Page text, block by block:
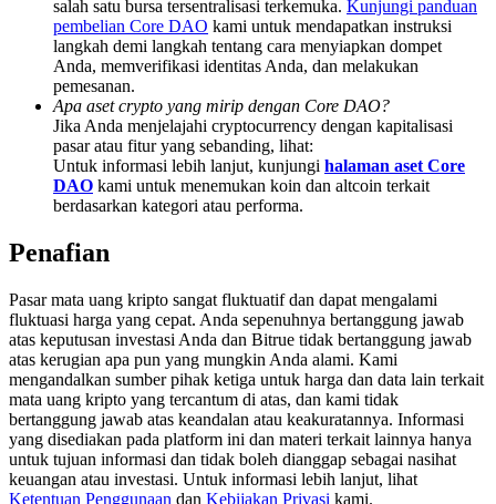
Deposit & Trade BTC to Share 25000 USDT prize pool!
Deposit CASHCAT & Win
Share 500000 CASHCAT prize pool
Exclusive for BitMart Users
Precious Metals Trading Carnival
Trade Gold & Silver · 33,333 USDT Bonus
salah satu bursa tersentralisasi terkemuka. Kunjungi panduan
pembelian Core DAO kami untuk mendapatkan instruksi
langkah demi langkah tentang cara menyiapkan dompet
Anda, memverifikasi identitas Anda, dan melakukan
pemesanan.
Apa aset crypto yang mirip dengan Core DAO?
Jika Anda menjelajahi cryptocurrency dengan kapitalisasi
pasar atau fitur yang sebanding, lihat:
Untuk informasi lebih lanjut, kunjungi halaman aset Core
DAO kami untuk menemukan koin dan altcoin terkait
berdasarkan kategori atau performa.
Penafian
Pasar mata uang kripto sangat fluktuatif dan dapat mengalami
fluktuasi harga yang cepat. Anda sepenuhnya bertanggung jawab
atas keputusan investasi Anda dan Bitrue tidak bertanggung jawab
atas kerugian apa pun yang mungkin Anda alami. Kami
mengandalkan sumber pihak ketiga untuk harga dan data lain terkait
mata uang kripto yang tercantum di atas, dan kami tidak
bertanggung jawab atas keandalan atau keakuratannya. Informasi
yang disediakan pada platform ini dan materi terkait lainnya hanya
untuk tujuan informasi dan tidak boleh dianggap sebagai nasihat
keuangan atau investasi. Untuk informasi lebih lanjut, lihat
Ketentuan Penggunaan dan Kebijakan Privasi kami.